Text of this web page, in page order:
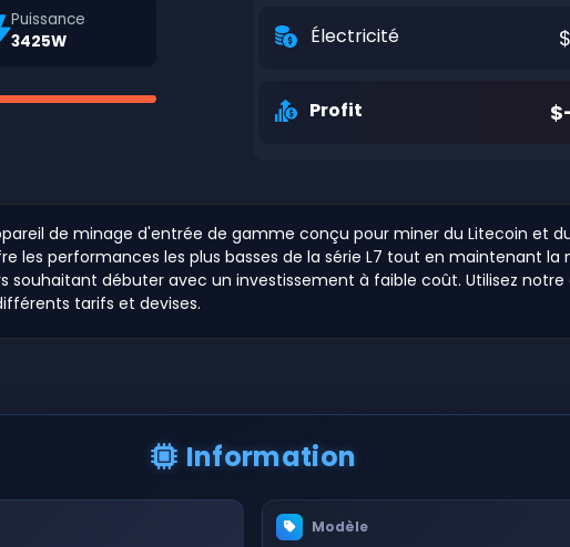
Puissance
3425W
Électricité
Profit
de minage d'entrée de gamme conçu pour miner du Litecoin et
les performances les plus basses de la série L7 tout en maintenant
souhaitant débuter avec un investissement à faible coût. Utilisez
tarifs et devises.
Information
Modèle